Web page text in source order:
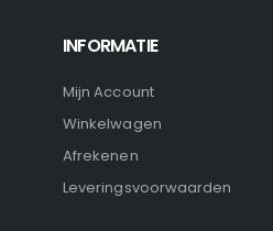
INFORMATIE
Mijn Account
Winkelwagen
Afrekenen
Leveringsvoorwaarden